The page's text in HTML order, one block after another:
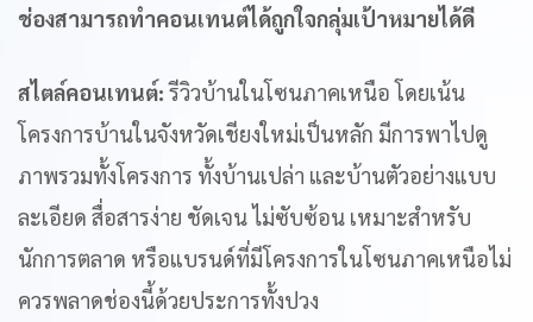
ช่องสามารถทำคอนเทนต์ได้ถูกใจกลุ่มเป้าหมายได้ดี
สไตล์คอนเทนต์:รีวิวบ้านในโซนภาคเหนือ โดยเน้น
โครงการบ้านในจังหวัดเชียงใหม่เป็นหลัก มีการพาไปดู
ภาพรวมทั้งโครงการ ทั้งบ้านเปล่า และบ้านตัวอย่างแบบ
ละเอียด สื่อสารง่าย ชัดเจน ไม่ซับซ้อน เหมาะสำหรับ
นักการตลาด หรือแบรนด์ที่มีโครงการในโซนภาคเหนือไม่
ควรพลาดช่องนี้ด้วยประการทั้งปวง